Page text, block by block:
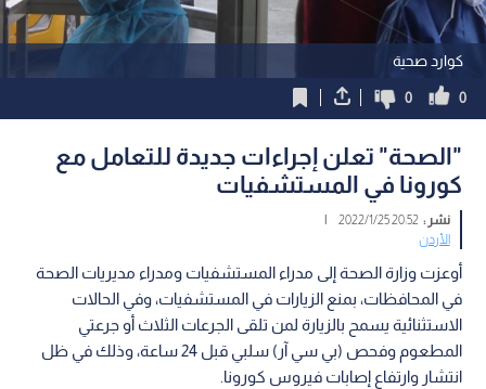
كوارد صحية
0
0
"الصحة" تعلن إجراءات جديدة للتعامل مع
كورونا في المستشفيات
نشر :20:52 2022/1/25
|
الأردن
أوعزت وزارة الصحة إلى مدراء المستشفيات ومدراء مديريات الصحة
في المحافظات، بمنع الزيارات في المستشفيات، وفي الحالات
الاستثنائية يسمح بالزيارة لمن تلقى الجرعات الثلاث أو جرعتي
المطعوم وفحص (بي سي آر) سلبي قبل 24 ساعة، وذلك في ظل
انتشار وارتفاع إصابات فيروس كورونا.